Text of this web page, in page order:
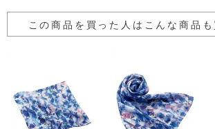
この商品を買った人はこんな商品